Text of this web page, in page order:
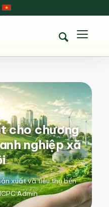
cho chương
nghiệp xã
xuất và tiêu thụ bền
Admin